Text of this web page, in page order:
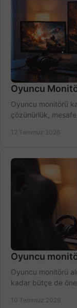
Oyuncu
Oyuncu monitörü
çözünürlük,
12 Temmuz 2026
Oyuncu
Oyuncu monitörü
kadar bütçe de
10 Temmuz 2026